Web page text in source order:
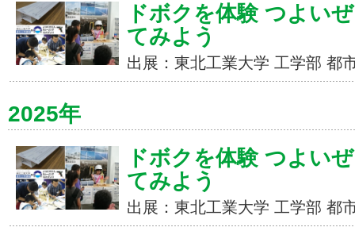
ドボクを体験 つよい
てみよう
出展：東北工業大学 工学部 都
2025年
ドボクを体験 つよい
てみよう
出展：東北工業大学 工学部 都